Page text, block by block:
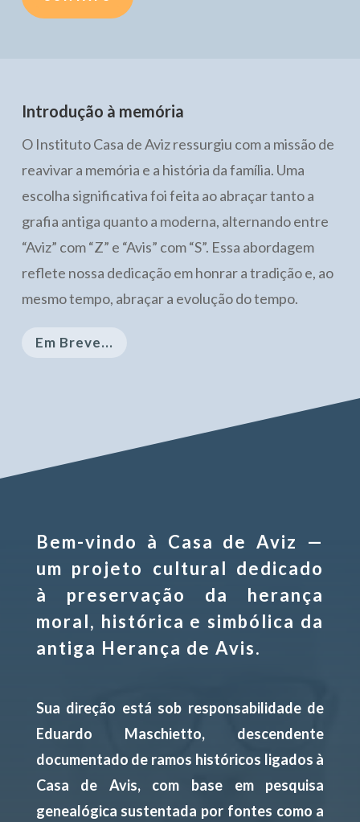
Introdução à memória
O Instituto Casa de Aviz ressurgiu com a missão de
reavivar a memória e a história da família. Uma
escolha significativa foi feita ao abraçar tanto a
grafia antiga quanto a moderna, alternando entre
“Aviz” com “Z” e “Avis” com “S”. Essa abordagem
reflete nossa dedicação em honrar a tradição e, ao
mesmo tempo, abraçar a evolução do tempo.
Em Breve...
Bem-vindo à Casa de Aviz —
um projeto cultural dedicado
à preservação da herança
moral, histórica e simbólica da
antiga Herança de Avis.
Sua direção está sob responsabilidade de
Eduardo Maschietto, descendente
documentado de ramos históricos ligados à
Casa de Avis, com base em pesquisa
genealógica sustentada por fontes como a